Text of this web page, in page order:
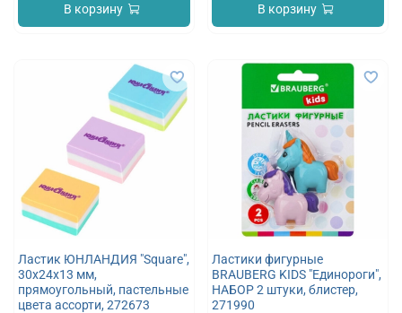
В корзину В корзину
Ластик ЮНЛАНДИЯ "Square",
30х24х13 мм,
прямоугольный, пастельные
цвета ассорти, 272673
Ластики фигурные
BRAUBERG KIDS "Единороги",
НАБОР 2 штуки, блистер,
271990